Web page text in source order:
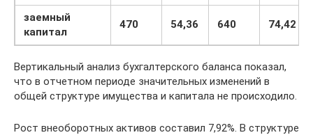
заемный
капитал
470 54,36 640 74,42
Вертикальный анализ бухгалтерского баланса показал,
что в отчетном периоде значительных изменений в
общей структуре имущества и капитала не происходило.
Рост внеоборотных активов составил 7,92%. В структуре